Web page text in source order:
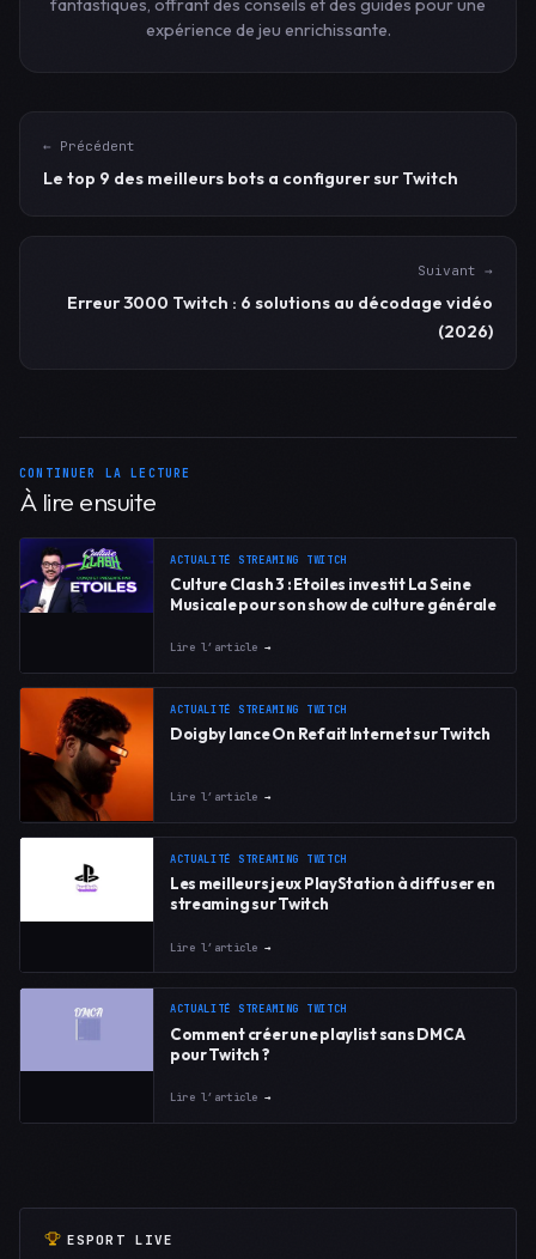
fantastiques, offrant des conseils et des guides pour une
expérience de jeu enrichissante.
← Précédent
Le top 9 des meilleurs bots a configurer sur Twitch
Suivant →
Erreur 3000 Twitch : 6 solutions au décodage vidéo
(2026)
CONTINUER LA LECTURE
À lire ensuite
ACTUALITÉ STREAMING TWITCH
Culture Clash 3 : Etoiles investit La Seine
Musicale pour son show de culture générale
Lire l’article →
ACTUALITÉ STREAMING TWITCH
Doigby lance On Refait Internet sur Twitch
Lire l’article →
ACTUALITÉ STREAMING TWITCH
Les meilleurs jeux PlayStation à diffuser en
streaming sur Twitch
Lire l’article →
ACTUALITÉ STREAMING TWITCH
Comment créer une playlist sans DMCA
pour Twitch ?
Lire l’article →
ESPORT LIVE